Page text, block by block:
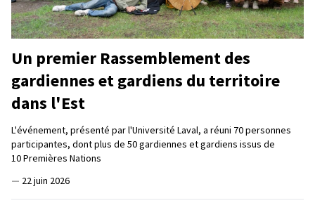
Un premier Rassemblement des
gardiennes et gardiens du territoire
dans l'Est
L'événement, présenté par l'Université Laval, a réuni 70 personnes
participantes, dont plus de 50 gardiennes et gardiens issus de
10 Premières Nations
— 22 juin 2026